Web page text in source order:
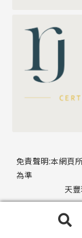
免責聲明:本網頁
為準
天